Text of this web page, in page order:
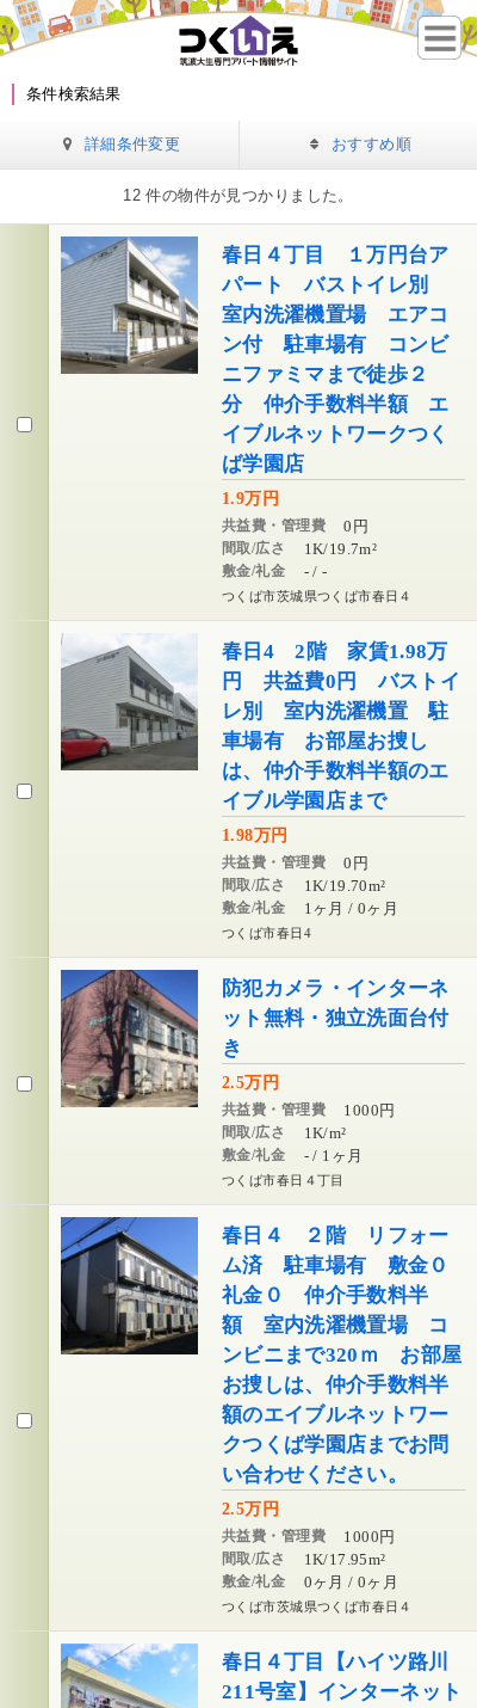
条件検索結果
詳細条件変更 おすすめ順
12 件の物件が見つかりました。
春日４丁目 １万円台ア
パート バストイレ別
室内洗濯機置場 エアコ
ン付 駐車場有 コンビ
ニファミマまで徒歩２
分 仲介手数料半額 エ
イブルネットワークつく
ば学園店
1.9万円
共益費・管理費 0円
間取/広さ 1K/19.7m²
敷金/礼金 - / -
つくば市茨城県つくば市春日４
春日4 2階 家賃1.98万
円 共益費0円 バストイ
レ別 室内洗濯機置 駐
車場有 お部屋お捜し
は、仲介手数料半額のエ
イブル学園店まで
1.98万円
共益費・管理費 0円
間取/広さ 1K/19.70m²
敷金/礼金 1ヶ月 / 0ヶ月
つくば市春日4
防犯カメラ・インターネ
ット無料・独立洗面台付
き
2.5万円
共益費・管理費 1000円
間取/広さ 1K/m²
敷金/礼金 - / 1ヶ月
つくば市春日４丁目
春日４ ２階 リフォー
ム済 駐車場有 敷金０
礼金０ 仲介手数料半
額 室内洗濯機置場 コ
ンビニまで320ｍ お部屋
お捜しは、仲介手数料半
額のエイブルネットワー
クつくば学園店までお問
い合わせください。
2.5万円
共益費・管理費 1000円
間取/広さ 1K/17.95m²
敷金/礼金 0ヶ月 / 0ヶ月
つくば市茨城県つくば市春日４
春日４丁目【ハイツ路川
211号室】インターネット